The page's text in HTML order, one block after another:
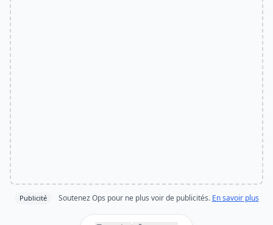
Publicité Soutenez Ops pour ne plus voir de publicités. En savoir plus